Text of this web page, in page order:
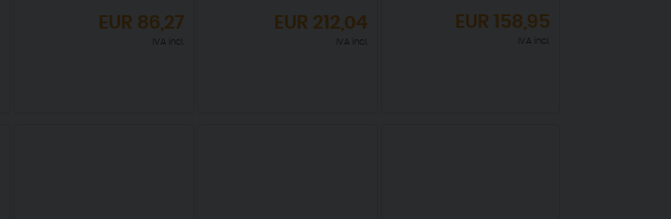
EUR 86,27
IVA incl.
EUR 212,04
IVA incl.
EUR 158,95
IVA incl.